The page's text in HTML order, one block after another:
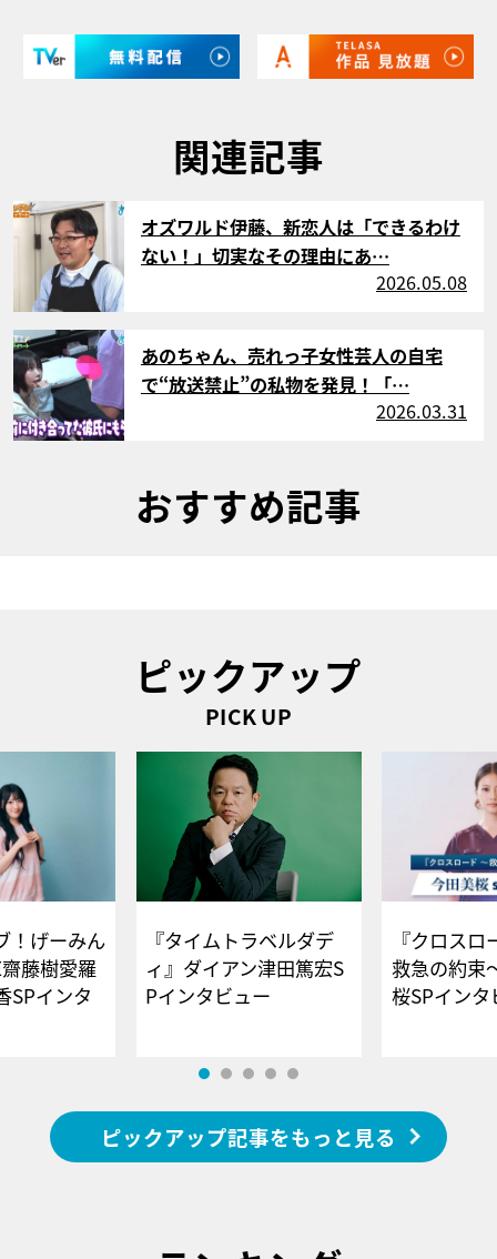
関連記事
サムネイル
オズワルド伊藤、新恋人は「できるわけ
ない！」切実なその理由にあ…
2026.05.08
サムネイル
あのちゃん、売れっ子女性芸人の自宅
で“放送禁止”の私物を発見！「…
2026.03.31
おすすめ記事
ピックアップ
PICK UP
！げーみん
藤樹愛羅
SPインタ
『タイムトラベルダデ
ィ』ダイアン津田篤宏S
Pインタビュー
『クロス
救急の約束
桜SPイ
ピックアップ記事をもっと見る